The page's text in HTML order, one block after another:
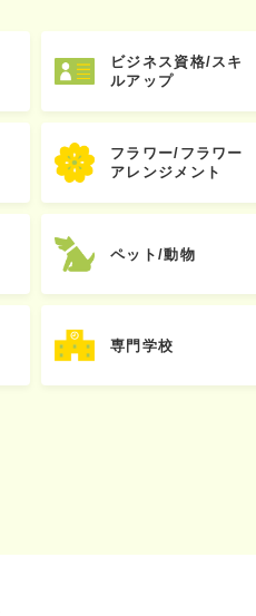
ビジネス資格/スキ
ルアップ
フラワー/フラワー
アレンジメント
ペット/動物
専門学校